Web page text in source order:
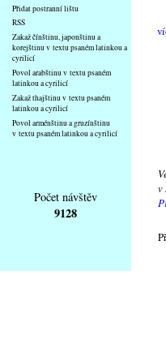
Přidat postranní lištu
RSS
Zakaž čínštinu, japonštinu a
korejštinu v textu psaném latinkou a
cyrilicí
Povol arabštinu v textu psaném
latinkou a cyrilicí
Zakaž thajštinu v textu psaném
latinkou a cyrilicí
Povol arménštinu a gruzínštinu
v textu psaném latinkou a cyrilicí
Počet návštěv
9128
v